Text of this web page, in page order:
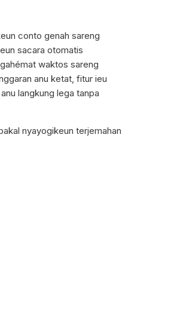
conto genah sareng
sacara otomatis
waktos sareng
anu ketat, fitur ieu
langkung lega tanpa
nyayogikeun terjemahan